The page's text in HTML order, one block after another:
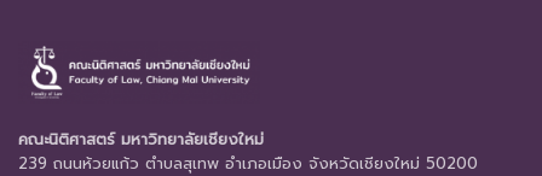
คณะนิติศาสตร์ มหาวิทยาลัยเชียงใหม่
239 ถนนห้วยแก้ว ตำบลสุเทพ อำเภอเมือง จังหวัดเชียงใหม่ 50200